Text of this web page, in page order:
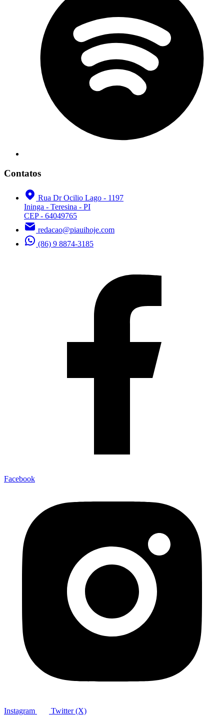
Contatos
Rua Dr Ocilio Lago - 1197
Ininga - Teresina - PI
CEP - 64049765
redacao@piauihoje.com
(86) 9 8874-3185
Facebook
Instagram Twitter (X)